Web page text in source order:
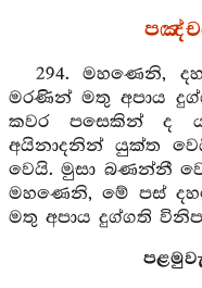
294. මහණෙනි,
මරණින් මතු අපාය
කවර පසෙකින් ද
අයිනාදනින් යුක්ත
වෙයි. මුසා බණන්නී
මහණෙනි, මේ පස්
මතු අපාය දුග්ගති